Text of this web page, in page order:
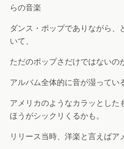
らの音楽
ダンス・ポップでありながら、
いて、
ただのポップさだけではないの
アルバム全体的に音が湿ってい
アメリカのようなカラッとした
ほうがシックリくるかも。
リリース当時、洋楽と言えばア